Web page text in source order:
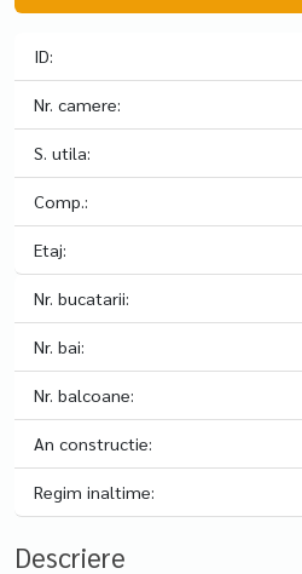
ID:
Nr. camere:
S. utila:
Comp.:
Etaj:
Nr. bucatarii:
Nr. bai:
Nr. balcoane:
An constructie:
Regim inaltime:
Descriere